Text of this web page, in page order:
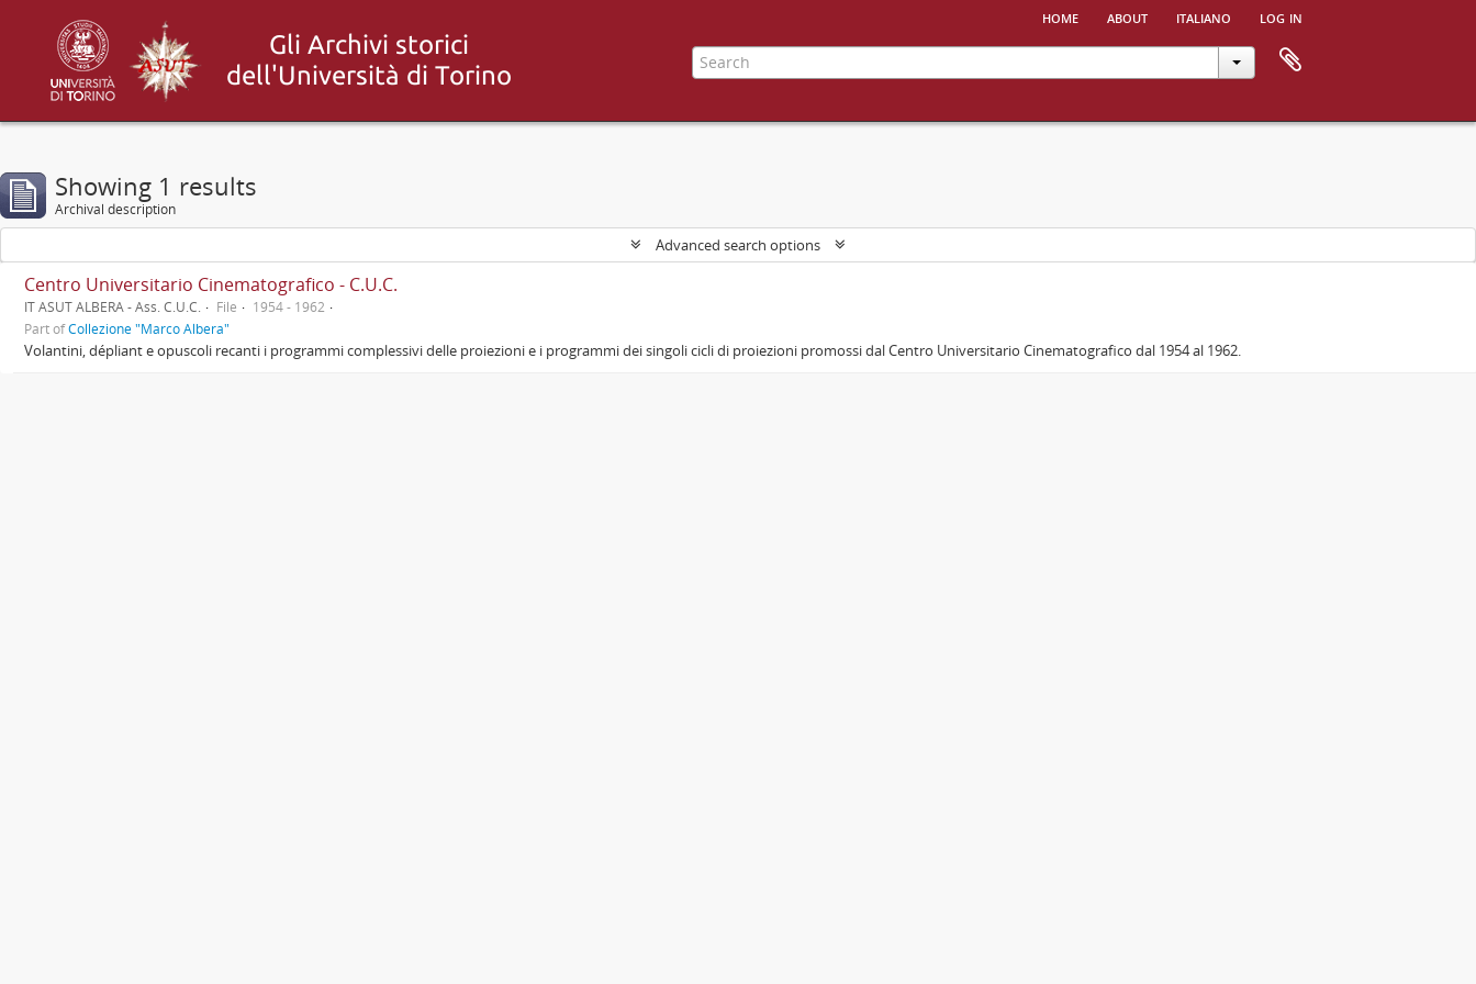
home about italiano log in
Showing 1 results
Archival description
Advanced search options
Centro Universitario Cinematografico - C.U.C.
IT ASUT ALBERA - Ass. C.U.C. File
1954 - 1962
Part ofCollezione "Marco Albera"
Volantini, dépliant e opuscoli recanti i programmi complessivi delle proiezioni e i programmi dei singoli cicli di proiezioni promossi dal Centro Universitario Cinematografico dal 1954 al 1962.